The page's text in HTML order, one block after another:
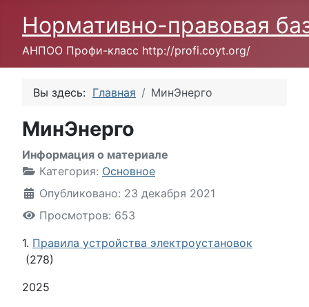
Нормативно-правовая
АНПОО Профи-класс http://profi.coyt.org/
Вы здесь: Главная МинЭнерго
МинЭнерго
Информация о материале
Категория: Основное
Опубликовано: 23 декабря 2021
Просмотров: 653
1. Правила устройства электроустановок
(278)
2025